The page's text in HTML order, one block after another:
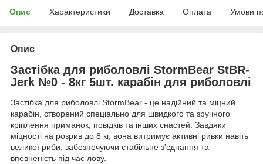
Опис Характеристики Доставка Оплата Умови
Опис
Застібка для риболовлі StormBear StBR-
Jerk №0 - 8кг 5шт. карабін для риболовлі
Застібка для риболовлі StormBear - це надійний та міцний
карабін, створений спеціально для швидкого та зручного
кріплення приманок, повідків та інших снастей. Завдяки
міцності на розрив до 8 кг, вона витримує активні ривки навіть
великої риби, забезпечуючи стабільне з'єднання та
впевненість під час лову.